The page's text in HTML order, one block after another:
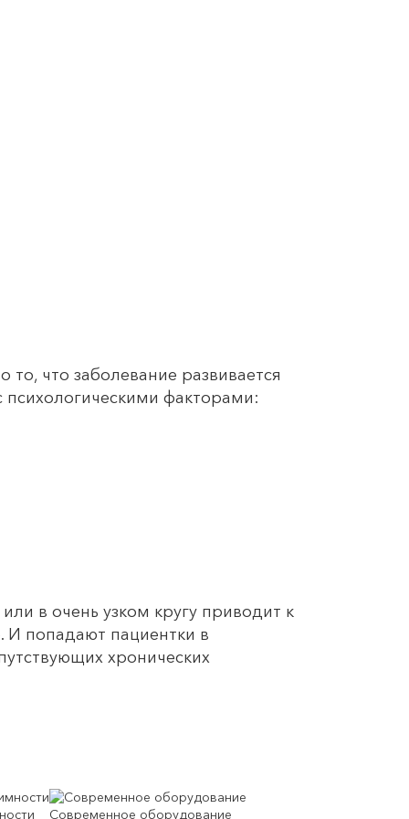
что заболевание развивается
психологическими факторами:
в очень узком кругу приводит к
И попадают пациентки в
хронических
Современное оборудование